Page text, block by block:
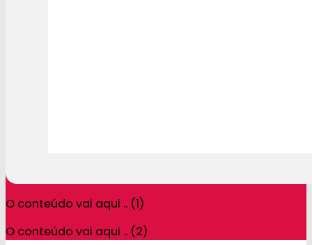
O conteúdo vai aqui .. (1)
O conteúdo vai aqui .. (2)